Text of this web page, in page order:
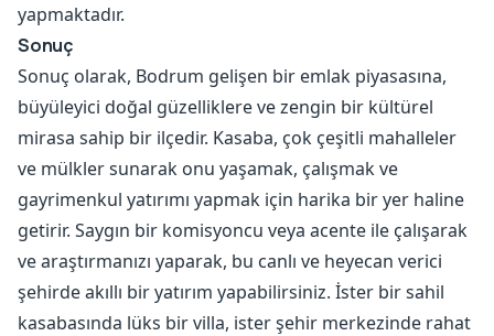
yapmaktadır.
Sonuç
Sonuç olarak, Bodrum gelişen bir emlak piyasasına,
büyüleyici doğal güzelliklere ve zengin bir kültürel
mirasa sahip bir ilçedir. Kasaba, çok çeşitli mahalleler
ve mülkler sunarak onu yaşamak, çalışmak ve
gayrimenkul yatırımı yapmak için harika bir yer haline
getirir. Saygın bir komisyoncu veya acente ile çalışarak
ve araştırmanızı yaparak, bu canlı ve heyecan verici
şehirde akıllı bir yatırım yapabilirsiniz. İster bir sahil
kasabasında lüks bir villa, ister şehir merkezinde rahat